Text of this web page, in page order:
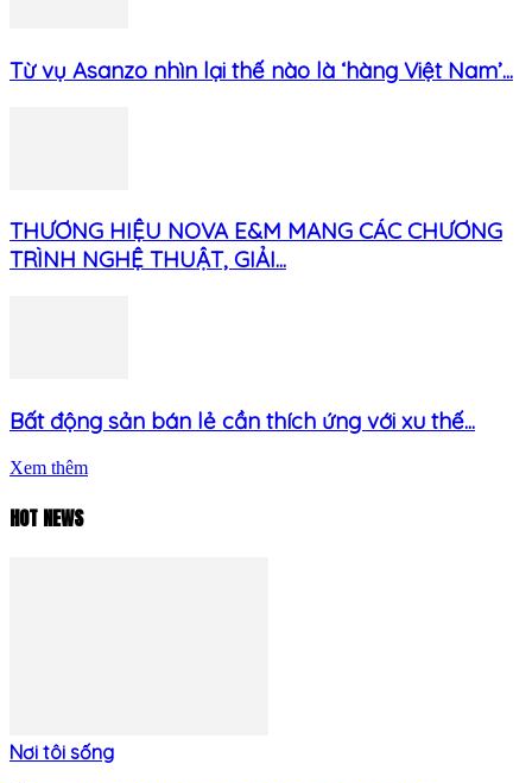
Từ vụ Asanzo nhìn lại thế nào là ‘hàng Việt Nam’...
THƯƠNG HIỆU NOVA E&M MANG CÁC CHƯƠNG
TRÌNH NGHỆ THUẬT, GIẢI...
Bất động sản bán lẻ cần thích ứng với xu thế...
Xem thêm
HOT NEWS
Nơi tôi sống